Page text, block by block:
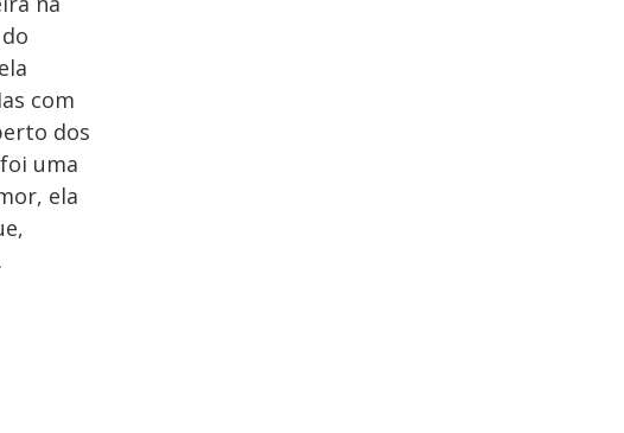
com
dos
uma
ela